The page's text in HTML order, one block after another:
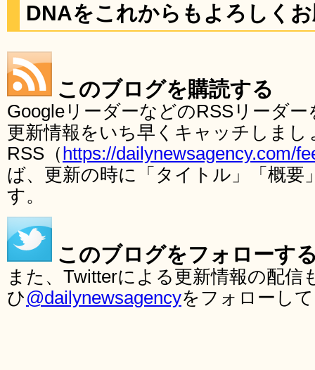
DNAをこれからもよろしく
このブログを購読する
GoogleリーダーなどのRSSリーダ
更新情報をいち早くキャッチしま
RSS（ https://dailynewsagency.com/
ば、更新の時に「タイトル」「概要
す。
このブログをフォローす
また、Twitterによる更新情報の配
ひ@dailynewsagencyをフォローし